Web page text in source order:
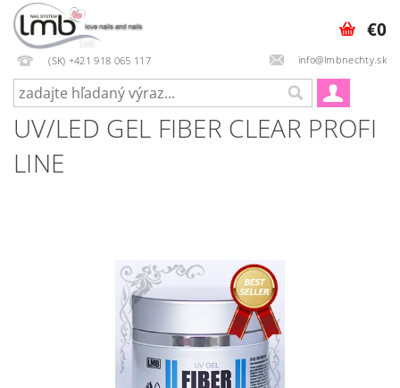
(SK) +421 918 065 117 info@lmbnechty.sk
€0
UV/LED GEL FIBER CLEAR PROFI
LINE